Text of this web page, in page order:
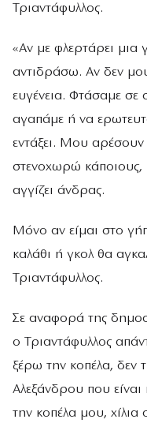
Τριαντάφυλλος.
«Αν με φλερτάρει μια
αντιδράσω. Αν δεν
ευγένεια. Φτάσαμε
αγαπάμε ή να
εντάξει. Μου
στενοχωρώ κάποιους,
αγγίζει άνδρας.
Μόνο αν είμαι στο
καλάθι ή γκολ θα
Τριαντάφυλλος.
Σε αναφορά της
ο Τριαντάφυλλος
ξέρω την κοπέλα, δεν
Αλεξάνδρου που
την κοπέλα μου,